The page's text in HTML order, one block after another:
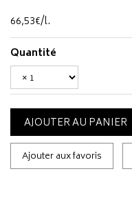
66,53€/l.
Quantité
AJOUTER AU PANIER
Ajouter aux favoris